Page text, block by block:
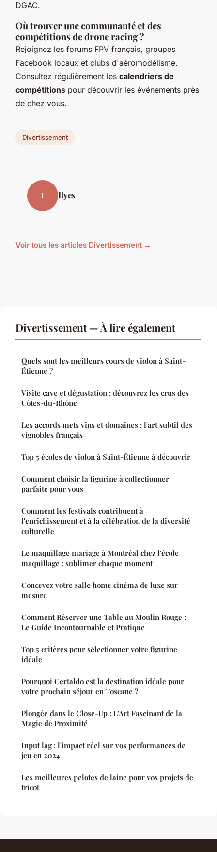
DGAC.
Où trouver une communauté et des
compétitions de drone racing ?
Rejoignez les forums FPV français, groupes
Facebook locaux et clubs d'aéromodélisme.
Consultez régulièrement les calendriers de
compétitions pour découvrir les événements près
de chez vous.
Divertissement
I Ilyes
Voir tous les articles Divertissement →
Divertissement — À lire également
Quels sont les meilleurs cours de violon à Saint-
Étienne ?
Visite cave et dégustation : découvrez les crus des
Côtes-du-Rhône
Les accords mets vins et domaines : l'art subtil des
vignobles français
Top 5 écoles de violon à Saint-Étienne à découvrir
Comment choisir la figurine à collectionner
parfaite pour vous
Comment les festivals contribuent à
l'enrichissement et à la célébration de la diversité
culturelle
Le maquillage mariage à Montréal chez l'école
maquillage : sublimer chaque moment
Concevez votre salle home cinéma de luxe sur
mesure
Comment Réserver une Table au Moulin Rouge :
Le Guide Incontournable et Pratique
Top 5 critères pour sélectionner votre figurine
idéale
Pourquoi Certaldo est la destination idéale pour
votre prochain séjour en Toscane ?
Plongée dans le Close-Up : L'Art Fascinant de la
Magie de Proximité
Input lag : l'impact réel sur vos performances de
jeu en 2024
Les meilleures pelotes de laine pour vos projets de
tricot